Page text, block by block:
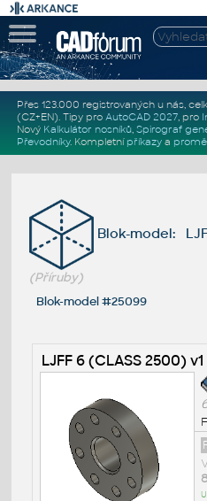
Přes 123.000 registrovaných u nás,
(CZ+EN). Tipy pro AutoCAD 2027, pro
Nový Kalkulátor nosníků, Spirograf
Převodníky. Kompletní příkazya
Blok-model:
(Příruby)
Blok-model #25099
LJFF 6 (CLASS 2500) v1